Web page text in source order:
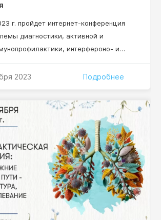
г. пройдет интернет-конференция
диагностики, активной и
интерфероно- и
инфекциями, детей и взрослых»
профессор, профессор кафедры
аллергологии и
МИ, ФГАОУ ВО «Российский
народов» Минобрнауки РФ,
иммунопатологии и
2023 Подробнее